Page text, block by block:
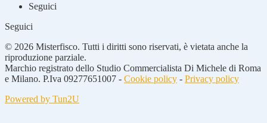
Seguici
Seguici
© 2026 Misterfisco. Tutti i diritti sono riservati, è vietata anche la
riproduzione parziale.
Marchio registrato dello Studio Commercialista Di Michele di Roma
e Milano. P.Iva 09277651007 - Cookie policy - Privacy policy
Powered by Tun2U